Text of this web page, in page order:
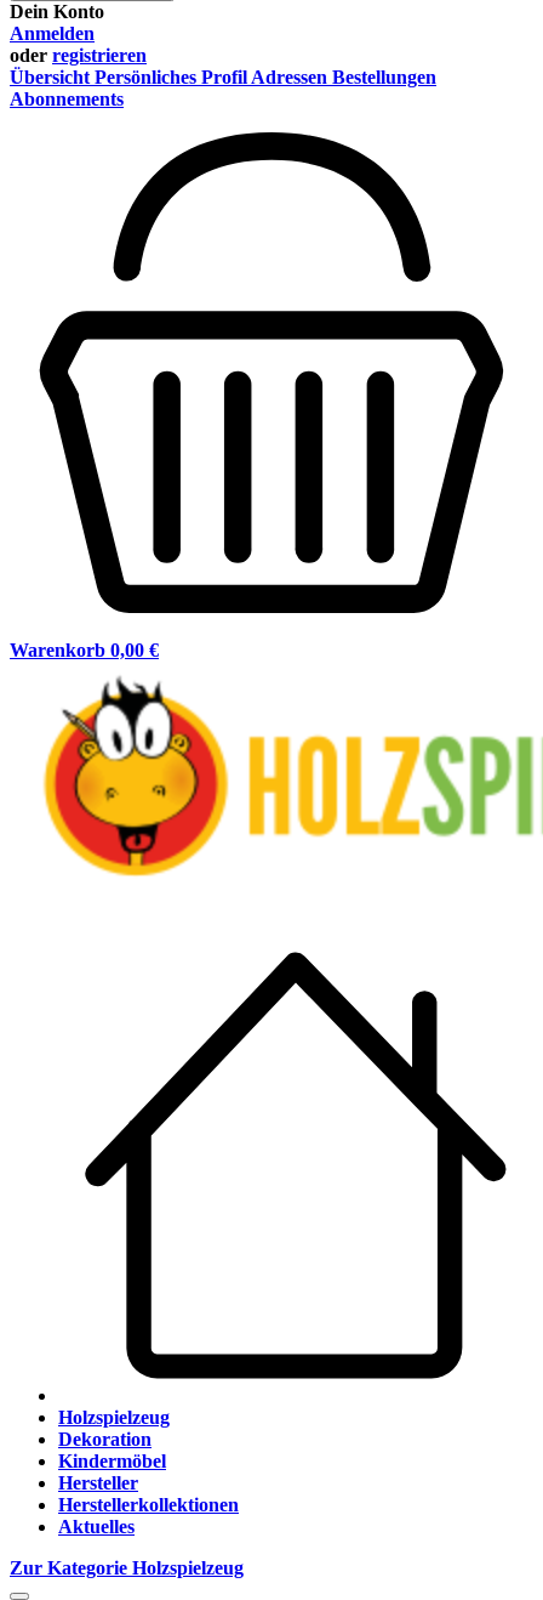
Dein Konto
Anmelden
oder registrieren
Übersicht Persönliches Profil Adressen Bestellungen
Abonnements
Warenkorb 0,00 €
Holzspielzeug
Dekoration
Kindermöbel
Hersteller
Herstellerkollektionen
Aktuelles
Zur Kategorie Holzspielzeug